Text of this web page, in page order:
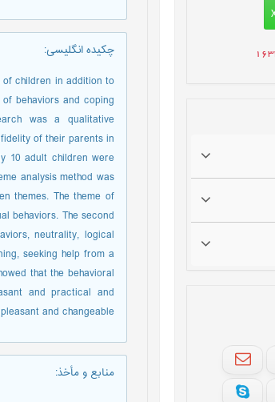
چکیده انگلیسی:
children in addition to
behaviors and coping
was a qualitative
of their parents in
10 adult children were
analysis method was
themes. The theme of
behaviors. The second
neutrality, logical
seeking help from a
that the behavioral
and practical and
and changeable.
منابع و مأخذ: